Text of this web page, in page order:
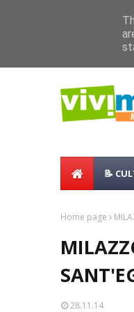
📝
Home page
28.11.14